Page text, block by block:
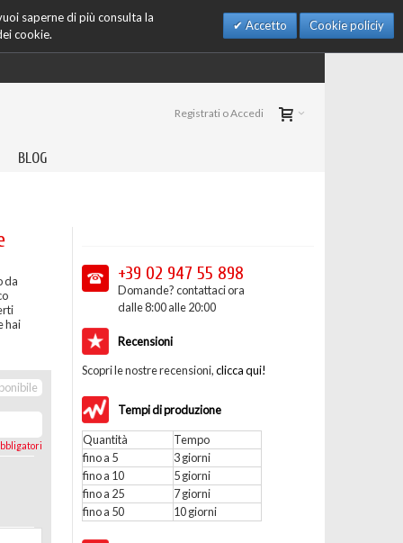
saperne di più consulta la
cookie.
Accetto Cookie policiy
Registrati o Accedi
BLOG
da
hai
+39 02 947 55 898
Domande? contattaci ora
dalle 8:00 alle 20:00
Recensioni
Scopri le nostre recensioni,clicca qui!
Tempi di produzione
Quantità
Tempo
fino a 5
3 giorni
fino a 10
5 giorni
fino a 25
7 giorni
fino a 50
10 giorni